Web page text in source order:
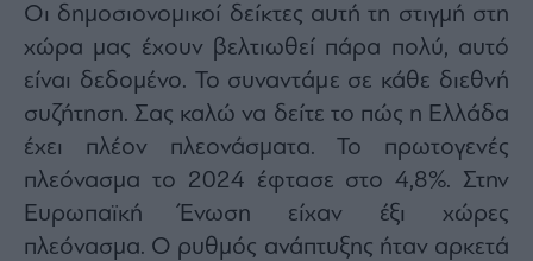
Oι δημοσιονομικοί δείκτες αυτή τη στιγμή στη
χώρα μας έχουν βελτιωθεί πάρα πολύ, αυτό
είναι δεδομένο. Το συναντάμε σε κάθε διεθνή
συζήτηση. Σας καλώ να δείτε το πώς η Ελλάδα
έχει πλέον πλεονάσματα. Το πρωτογενές
πλεόνασμα το 2024 έφτασε στο 4,8%. Στην
Ευρωπαϊκή Ένωση είχαν έξι χώρες
πλεόνασμα. Ο ρυθμός ανάπτυξης ήταν αρκετά